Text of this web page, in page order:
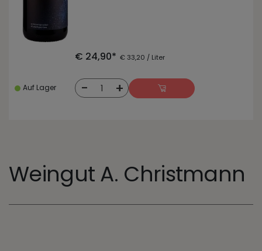
€ 24,90* € 33,20 / Liter
Auf Lager - 1 +
Weingut A. Christmann